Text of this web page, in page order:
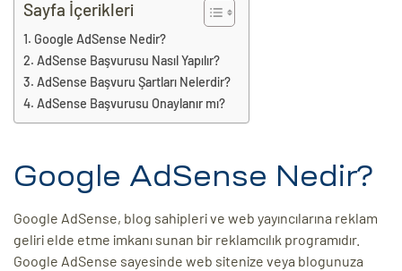
Aday
Sayfa İçerikleri
Google AdSense Nedir?
AdSense Başvurusu Nasıl Yapılır?
AdSense Başvuru Şartları Nelerdir?
AdSense Başvurusu Onaylanır mı?
Google AdSense Nedir?
Google AdSense, blog sahipleri ve web yayıncılarına reklam
geliri elde etme imkanı sunan bir reklamcılık programıdır.
Google AdSense sayesinde web sitenize veya blogunuza